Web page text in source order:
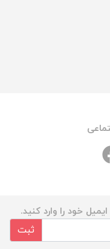
خود را وارد کنید.
ثبت